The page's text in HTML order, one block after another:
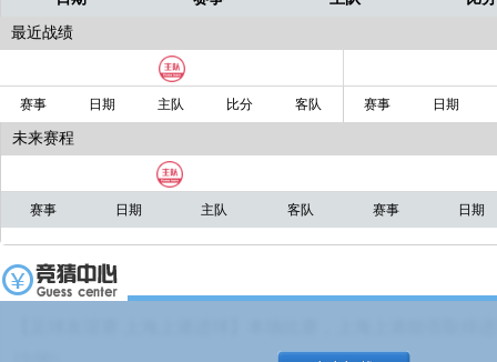
最近战绩
赛事 日期 主队 比分 客队 赛事 日期
未来赛程
赛事 日期 主队 客队 赛事 日期